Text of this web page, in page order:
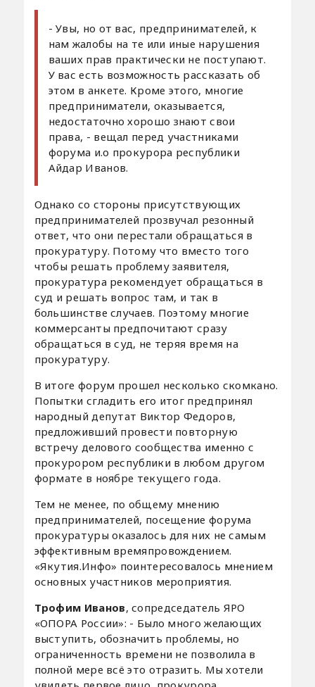
- Увы, но от вас, предпринимателей, к
нам жалобы на те или иные нарушения
ваших прав практически не поступают.
У вас есть возможность рассказать об
этом в анкете. Кроме этого, многие
предприниматели, оказывается,
недостаточно хорошо знают свои
права, - вещал перед участниками
форума и.о прокурора республики
Айдар Иванов.
Однако со стороны присутствующих
предпринимателей прозвучал резонный
ответ, что они перестали обращаться в
прокуратуру. Потому что вместо того
чтобы решать проблему заявителя,
прокуратура рекомендует обращаться в
суд и решать вопрос там, и так в
большинстве случаев. Поэтому многие
коммерсанты предпочитают сразу
обращаться в суд, не теряя время на
прокуратуру.
В итоге форум прошел несколько скомкано.
Попытки сгладить его итог предпринял
народный депутат Виктор Федоров,
предложивший провести повторную
встречу делового сообщества именно с
прокурором республики в любом другом
формате в ноябре текущего года.
Тем не менее, по общему мнению
предпринимателей, посещение форума
прокуратуры оказалось для них не самым
эффективным времяпровождением.
«Якутия.Инфо» поинтересовалось мнением
основных участников мероприятия.
Трофим Иванов, сопредседатель ЯРО
«ОПОРА России»: - Было много желающих
выступить, обозначить проблемы, но
ограниченность времени не позволила в
полной мере всё это отразить. Мы хотели